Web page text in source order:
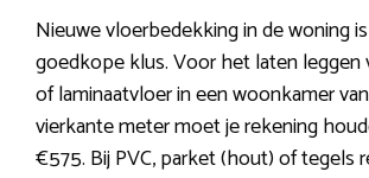
Nieuwe vloerbedekking in de woning
goedkope klus. Voor het laten leggen
of laminaatvloer in een woonkamer
vierkante meter moet je rekening
€575. Bij PVC, parket (hout) of tegels